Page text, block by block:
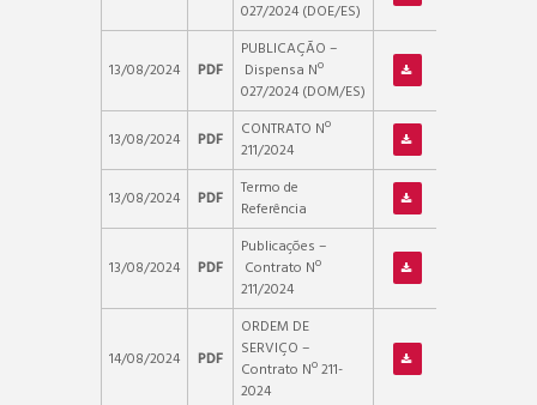
027/2024 (DOE/ES)
13/08/2024 PDF
PUBLICAÇÃO –
Dispensa Nº
027/2024 (DOM/ES)
13/08/2024
PDF
CONTRATO Nº
211/2024
13/08/2024
PDF
Termo de
Referência
13/08/2024 PDF
Publicações –
Contrato Nº
211/2024
14/08/2024 PDF
ORDEM DE
SERVIÇO –
Contrato Nº 211-
2024